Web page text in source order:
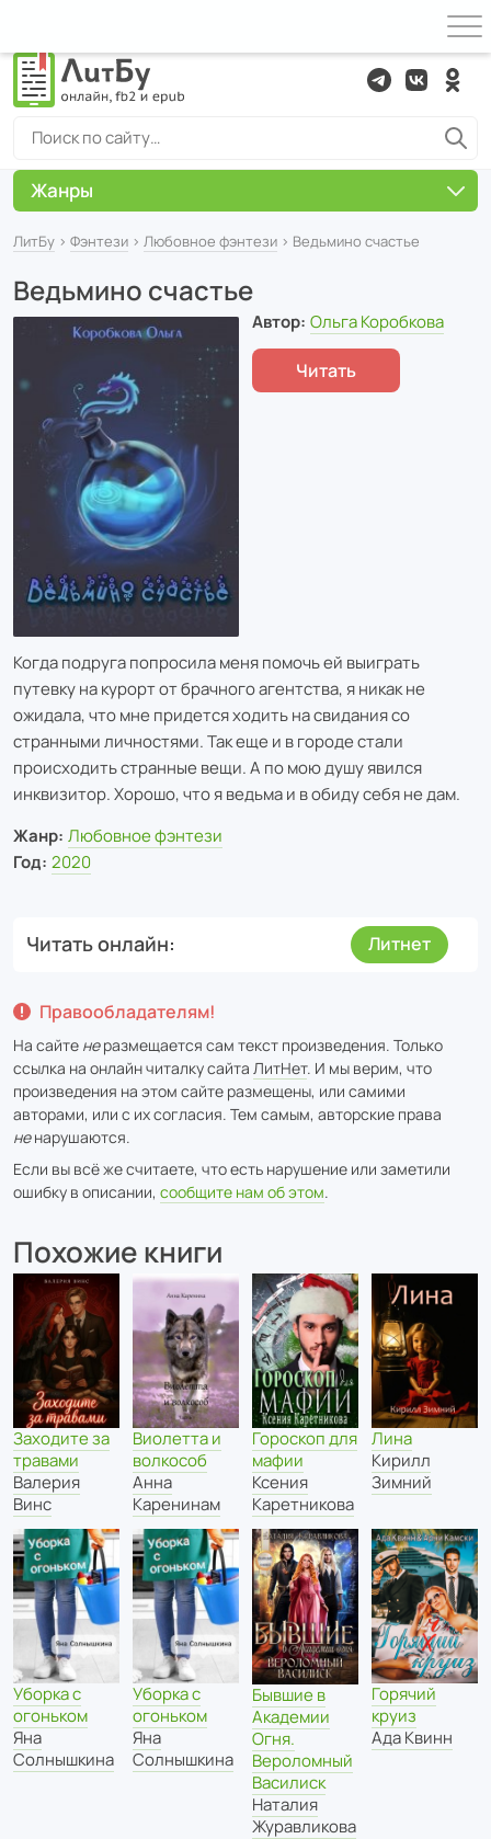
ЛитБу › Фэнтези › Любовное фэнтези › Ведьмино счастье
Ведьмино счастье
Автор: Ольга Коробкова
Читать
Когда подруга попросила меня помочь ей выиграть
путевку на курорт от брачного агентства, я никак не
ожидала, что мне придется ходить на свидания со
странными личностями. Так еще и в городе стали
происходить странные вещи. А по мою душу явился
инквизитор. Хорошо, что я ведьма и в обиду себя не дам.
Жанр: Любовное фэнтези
Год: 2020
Читать онлайн Литнет
Правообладателям!
На сайте неразмещается сам текст произведения. Только
ссылка на онлайн читалку сайта ЛитНет. И мы верим, что
произведения на этом сайте размещены, или самими
авторами, или с их согласия. Тем самым, авторские права
ненарушаются.
Если вы всё же считаете, что есть нарушение или заметили
ошибку в описании, сообщите нам об этом.
Похожие книги
Заходите за
травами
Валерия
Винс
Виолетта и
волкособ
Анна
Каренинам
Гороскоп для
мафии
Ксения
Каретникова
Лина
Кирилл
Зимний
Уборка с
огоньком
Яна
Солнышкина
Уборка с
огоньком
Яна
Солнышкина
Бывшие в
Академии
Огня.
Вероломный
Василиск
Наталия
Журавликова
Горячий
круиз
Ада Квинн
Жанры